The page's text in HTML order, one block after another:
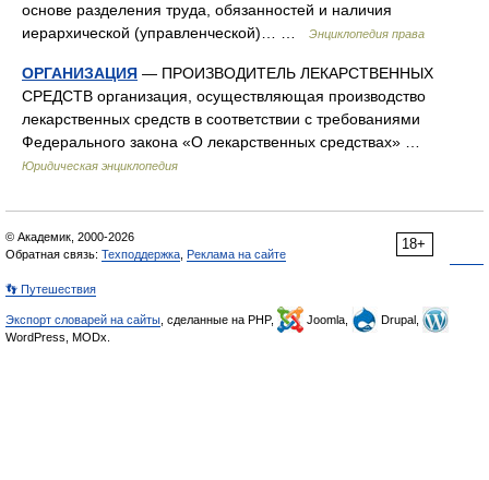
основе разделения труда, обязанностей и наличия
иерархической (управленческой)… …
Энциклопедия права
ОРГАНИЗАЦИЯ — ПРОИЗВОДИТЕЛЬ ЛЕКАРСТВЕННЫХ
СРЕДСТВ организация, осуществляющая производство
лекарственных средств в соответствии с требованиями
Федерального закона «О лекарственных средствах» …
Юридическая энциклопедия
18+
© Академик, 2000-2026
Обратная связь: Техподдержка Реклама на сайте
👣 Путешествия
Экспорт словарей на сайты , сделанные на PHP, Joomla,
Drupal,
WordPress, MODx.